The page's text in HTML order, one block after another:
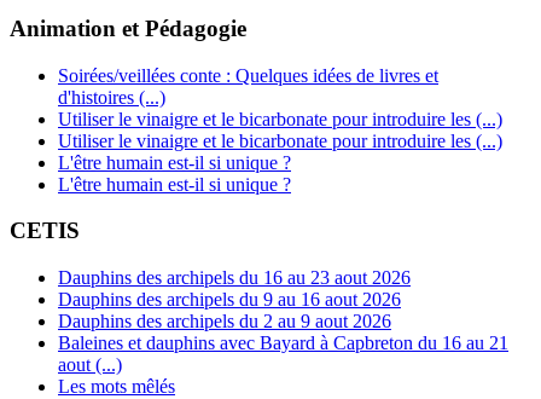
Animation et Pédagogie
Soirées/veillées conte : Quelques idées de livres et
d'histoires (...)
Utiliser le vinaigre et le bicarbonate pour introduire les (...)
Utiliser le vinaigre et le bicarbonate pour introduire les (...)
L'être humain est-il si unique ?
L'être humain est-il si unique ?
CETIS
Dauphins des archipels du 16 au 23 aout 2026
Dauphins des archipels du 9 au 16 aout 2026
Dauphins des archipels du 2 au 9 aout 2026
Baleines et dauphins avec Bayard à Capbreton du 16 au 21
aout (...)
Les mots mêlés